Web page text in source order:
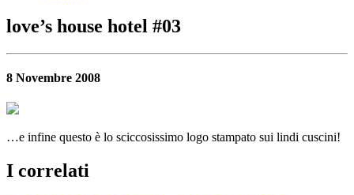
love’s house hotel #03
8 Novembre 2008
…e infine questo è lo sciccosissimo logo stampato sui lindi cuscini!
I correlati